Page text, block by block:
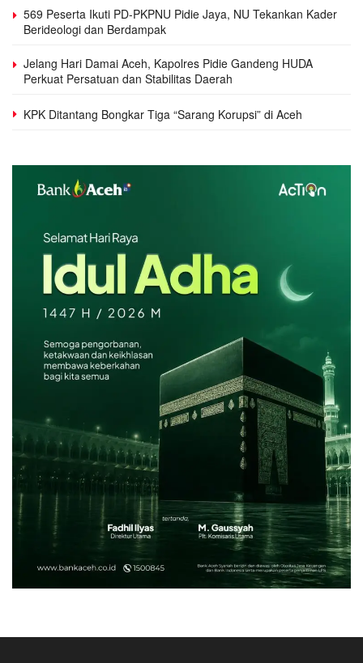
569 Peserta Ikuti PD-PKPNU Pidie Jaya, NU Tekankan Kader
Berideologi dan Berdampak
Jelang Hari Damai Aceh, Kapolres Pidie Gandeng HUDA
Perkuat Persatuan dan Stabilitas Daerah
KPK Ditantang Bongkar Tiga “Sarang Korupsi” di Aceh